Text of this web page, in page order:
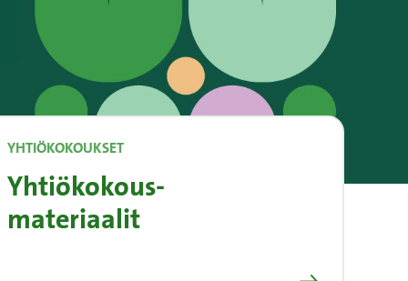
YHTIÖKOKOUKSET
Yhtiökokous-
materiaalit